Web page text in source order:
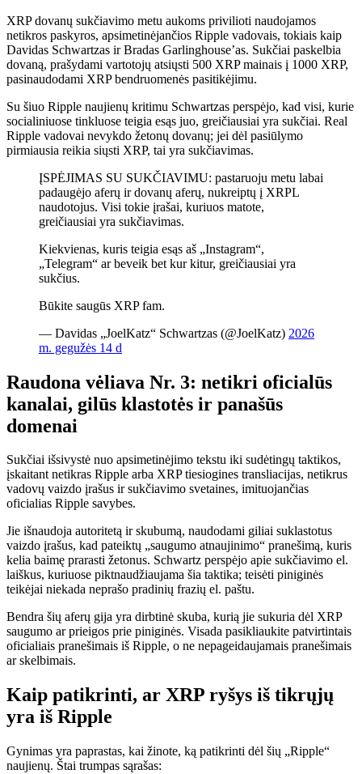
XRP dovanų sukčiavimo metu aukoms privilioti naudojamos
netikros paskyros, apsimetinėjančios Ripple vadovais, tokiais kaip
Davidas Schwartzas ir Bradas Garlinghouse’as. Sukčiai paskelbia
dovaną, prašydami vartotojų atsiųsti 500 XRP mainais į 1000 XRP,
pasinaudodami XRP bendruomenės pasitikėjimu.
Su šiuo Ripple naujienų kritimu Schwartzas perspėjo, kad visi, kurie
socialiniuose tinkluose teigia esąs juo, greičiausiai yra sukčiai. Real
Ripple vadovai nevykdo žetonų dovanų; jei dėl pasiūlymo
pirmiausia reikia siųsti XRP, tai yra sukčiavimas.
ĮSPĖJIMAS SU SUKČIAVIMU: pastaruoju metu labai
padaugėjo aferų ir dovanų aferų, nukreiptų į XRPL
naudotojus. Visi tokie įrašai, kuriuos matote,
greičiausiai yra sukčiavimas.
Kiekvienas, kuris teigia esąs aš „Instagram“,
„Telegram“ ar beveik bet kur kitur, greičiausiai yra
sukčius.
Būkite saugūs XRP fam.
— Davidas „JoelKatz“ Schwartzas (@JoelKatz) 2026
m. gegužės 14 d
Raudona vėliava Nr. 3: netikri oficialūs
kanalai, gilūs klastotės ir panašūs
domenai
Sukčiai išsivystė nuo apsimetinėjimo tekstu iki sudėtingų taktikos,
įskaitant netikras Ripple arba XRP tiesiogines transliacijas, netikrus
vadovų vaizdo įrašus ir sukčiavimo svetaines, imituojančias
oficialias Ripple savybes.
Jie išnaudoja autoritetą ir skubumą, naudodami giliai suklastotus
vaizdo įrašus, kad pateiktų „saugumo atnaujinimo“ pranešimą, kuris
kelia baimę prarasti žetonus. Schwartz perspėjo apie sukčiavimo el.
laiškus, kuriuose piktnaudžiaujama šia taktika; teisėti piniginės
teikėjai niekada neprašo pradinių frazių el. paštu.
Bendra šių aferų gija yra dirbtinė skuba, kurią jie sukuria dėl XRP
saugumo ar prieigos prie piniginės. Visada pasikliaukite patvirtintais
oficialiais pranešimais iš Ripple, o ne nepageidaujamais pranešimais
ar skelbimais.
Kaip patikrinti, ar XRP ryšys iš tikrųjų
yra iš Ripple
Gynimas yra paprastas, kai žinote, ką patikrinti dėl šių „Ripple“
naujienų. Štai trumpas sąrašas: